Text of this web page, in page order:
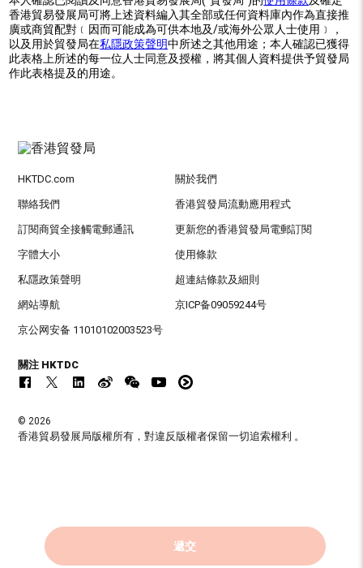
香港貿易發展局可將上述資料編入其全部或任何資料庫內作為直接推
廣或商貿配對﹝因而可能成為可供本地及/或海外公眾人士使用﹞，
以及用於貿發局在私隱政策聲明中所述之其他用途；本人確認已獲得
此表格上所述的每一位人士同意及授權，將其個人資料提供予貿發局
作此表格提及的用途。
遞交
HKTDC.com 關於我們
聯絡我們 香港貿發局流動應用程式
訂閱商貿全接觸電郵通訊 更新您的香港貿發局電郵訂閱
字體大小 使用條款
私隱政策聲明 超連結條款及細則
網站導航 京ICP备09059244号
京公网安备 11010102003523号
關注 HKTDC
© 2026
香港貿易發展局版權所有，對違反版權者保留一切追索權利 。